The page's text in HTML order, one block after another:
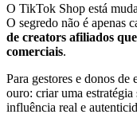
O TikTok Shop está
O segredo não é apenas
de creators afiliados
comerciais.
Para gestores e donos de
ouro: criar uma estratégia
influência real e